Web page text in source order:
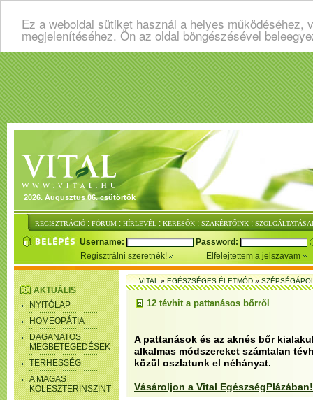
Ez a weboldal sütiket használ a helyes
megjelenítéséhez. Ön az oldal böngészésével
2026. Augusztus 06. csütörtök
REGISZTRÁCIÓ : FÓRUM : HÍRLEVÉL : KERESŐK : SZAKÉRTŐINK :
Username:
Password:
Regisztrálni szeretnék!
Elfelejtettem a jelszavam
AKTUÁLIS
NYITÓLAP
HOMEOPÁTIA
DAGANATOS
MEGBETEGEDÉSEK
TERHESSÉG
A MAGAS
KOLESZTERINSZINT
VITAL»EGÉSZSÉGES ÉLETMÓD»
12 tévhit a pattanásos bőrről
A pattanások és az aknés bőr
alkalmas módszereket számtalan
közül oszlatunk el néhányat.
Vásároljon a Vital